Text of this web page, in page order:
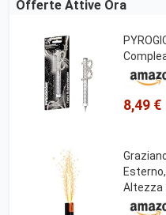
Offerte Attive Ora
8,49 €
Altezza